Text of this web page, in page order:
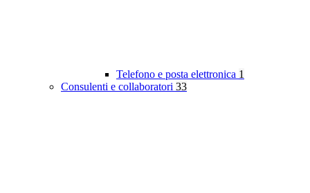
Telefono e posta elettronica 1
Consulenti e collaboratori 33